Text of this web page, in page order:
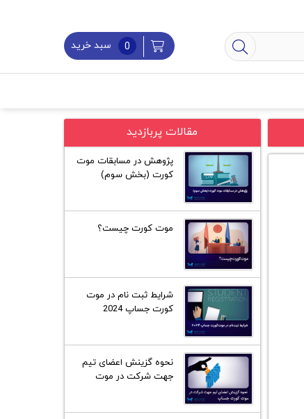
0 سبد خرید
مقالات پربازدید
پژوهش در مسابقات موت
کورت (بخش سوم)
موت کورت چیست؟
شرایط ثبت نام در موت
کورت جساپ 2024
نحوه گزینش اعضای تیم
جهت شرکت در موت